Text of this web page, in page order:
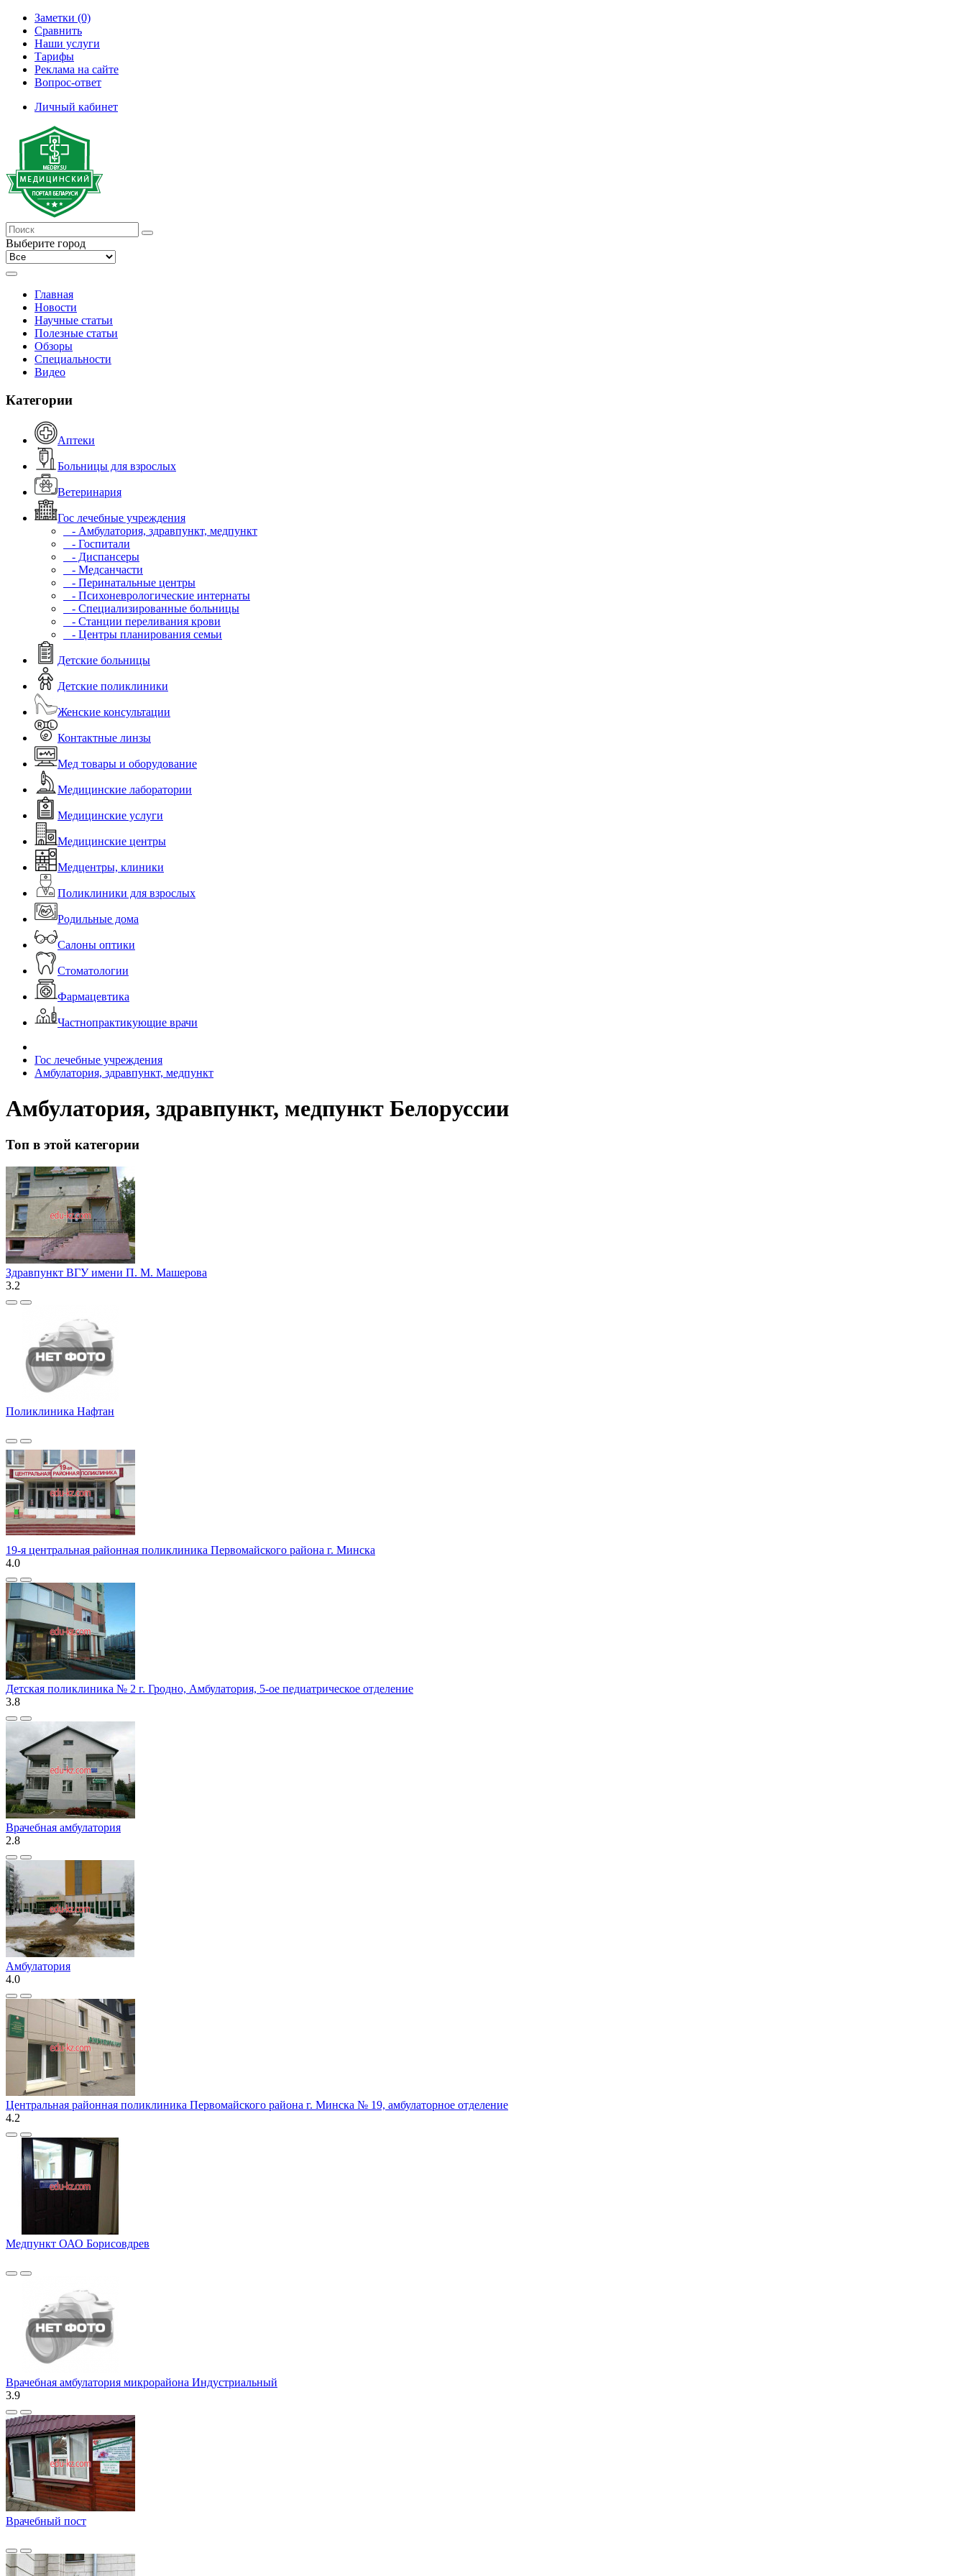
Заметки (0)
Сравнить
Наши услуги
Тарифы
Реклама на сайте
Вопрос-ответ
Личный кабинет
Выберите город
Главная
Новости
Научные статьи
Полезные статьи
Обзоры
Специальности
Видео
Категории
Аптеки
Больницы для взрослых
Ветеринария
Гос лечебные учреждения
- Амбулатория, здравпункт, медпункт
- Госпитали
- Диспансеры
- Медсанчасти
- Перинатальные центры
- Психоневрологические интернаты
- Специализированные больницы
- Станции переливания крови
- Центры планирования семьи
Детские больницы
Детские поликлиники
Женские консультации
Контактные линзы
Мед товары и оборудование
Медицинские лаборатории
Медицинские услуги
Медицинские центры
Медцентры, клиники
Поликлиники для взрослых
Родильные дома
Салоны оптики
Стоматологии
Фармацевтика
Частнопрактикующие врачи
Гос лечебные учреждения
Амбулатория, здравпункт, медпункт
Амбулатория, здравпункт, медпункт Белоруссии
Топ в этой категории
Здравпункт ВГУ имени П. М. Машерова
3.2
Поликлиника Нафтан
19-я центральная районная поликлиника Первомайского района г. Минска
4.0
Детская поликлиника № 2 г. Гродно, Амбулатория, 5-ое педиатрическое отделение
3.8
Врачебная амбулатория
2.8
Амбулатория
4.0
Центральная районная поликлиника Первомайского района г. Минска № 19, амбулаторное отделение
4.2
Медпункт ОАО Борисовдрев
Врачебная амбулатория микрорайона Индустриальный
3.9
Врачебный пост